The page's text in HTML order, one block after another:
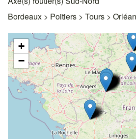
Bordeaux > Poitiers > Tours >
+
−